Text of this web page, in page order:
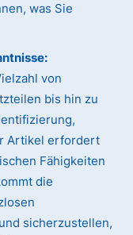
was Sie
von
bis hin zu
Artikel erfordert
Fähigkeiten
die
sicherzustellen,